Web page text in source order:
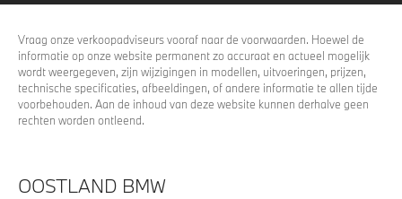
Vraag onze verkoopadviseurs vooraf naar de voorwaarden. Hoewel de
informatie op onze website permanent zo accuraat en actueel mogelijk
wordt weergegeven, zijn wijzigingen in modellen, uitvoeringen, prijzen,
technische specificaties, afbeeldingen, of andere informatie te allen tijde
voorbehouden. Aan de inhoud van deze website kunnen derhalve geen
rechten worden ontleend.
OOSTLAND BMW